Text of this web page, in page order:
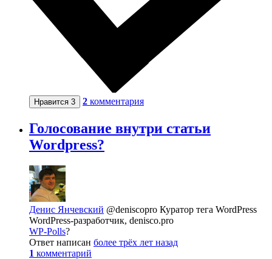
Нравится 3 2 комментария
Голосование внутри статьи
Wordpress?
Денис Янчевский @deniscopro Куратор тега WordPress
WordPress-разработчик, denisco.pro
WP-Polls?
Ответ написан более трёх лет назад
1 комментарий